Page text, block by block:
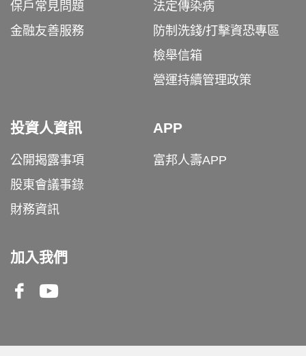
保戶常見問題
金融友善服務
法定傳染病
防制洗錢/打擊資恐專區
檢舉信箱
營運持續管理政策
投資人資訊
公開揭露事項
股東會議事錄
財務資訊
APP
富邦人壽APP
加入我們